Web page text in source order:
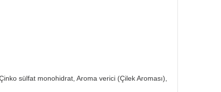
sülfat monohidrat, Aroma verici (Çilek Aroması),